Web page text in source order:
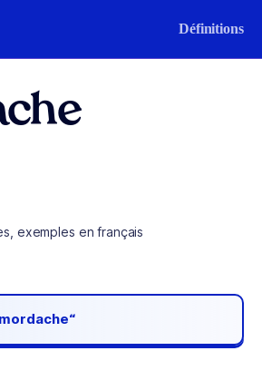
Définitions
exemples en français